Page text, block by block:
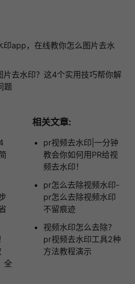
印app，在线教你怎么图片去水
片去水印？这4个实用技巧帮你解
题
全
相关文章:
pr视频去水印|一分钟
教会你如何用PR给视
频去水印！
pr怎么去除视频水印-
pr怎么去除视频水印
不留痕迹
视频水印怎么去除？
pr视频去水印工具2种
方法教程演示